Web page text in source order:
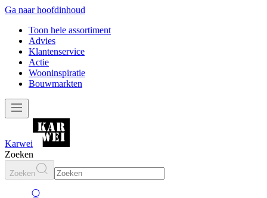
Ga naar hoofdinhoud
Toon hele assortiment
Advies
Klantenservice
Actie
Wooninspiratie
Bouwmarkten
Karwei
Zoeken
Zoeken